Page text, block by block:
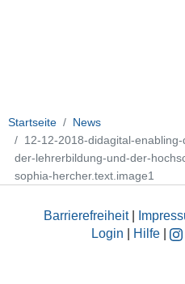
Startseite
News
12-12-2018-didagital-
der-lehrerbildung-und-der-
sophia-hercher.text.image1
Barrierefreiheit|
Login
Hilfe